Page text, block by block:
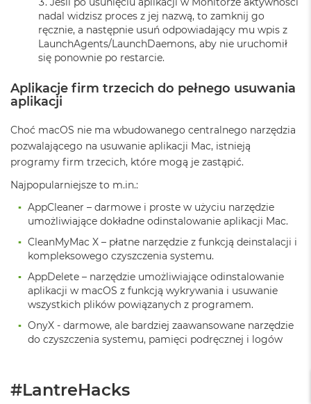
G
B
R
A
M
M
a
c
B
o
o
k
r
6
4
G
B
R
A
M
a
c
k
nadal widzisz proces z jej nazwą, to zamknij go
ręcznie, a następnie usuń odpowiadający mu wpis z
LaunchAgents/LaunchDaemons, aby nie uruchomił
się ponownie po restarcie.
Aplikacje firm trzecich do pełnego usuwania
aplikacji
Choć macOS nie ma wbudowanego centralnego narzędzia
pozwalającego na usuwanie aplikacji Mac, istnieją
programy firm trzecich, które mogą je zastąpić.
Najpopularniejsze to m.in.:
AppCleaner – darmowe i proste w użyciu narzędzie
umożliwiające dokładne odinstalowanie aplikacji Mac.
CleanMyMac X – płatne narzędzie z funkcją deinstalacji i
kompleksowego czyszczenia systemu.
AppDelete – narzędzie umożliwiające odinstalowanie
aplikacji w macOS z funkcją wykrywania i usuwanie
wszystkich plików powiązanych z programem.
OnyX - darmowe, ale bardziej zaawansowane narzędzie
do czyszczenia systemu, pamięci podręcznej i logów
#LantreHacks